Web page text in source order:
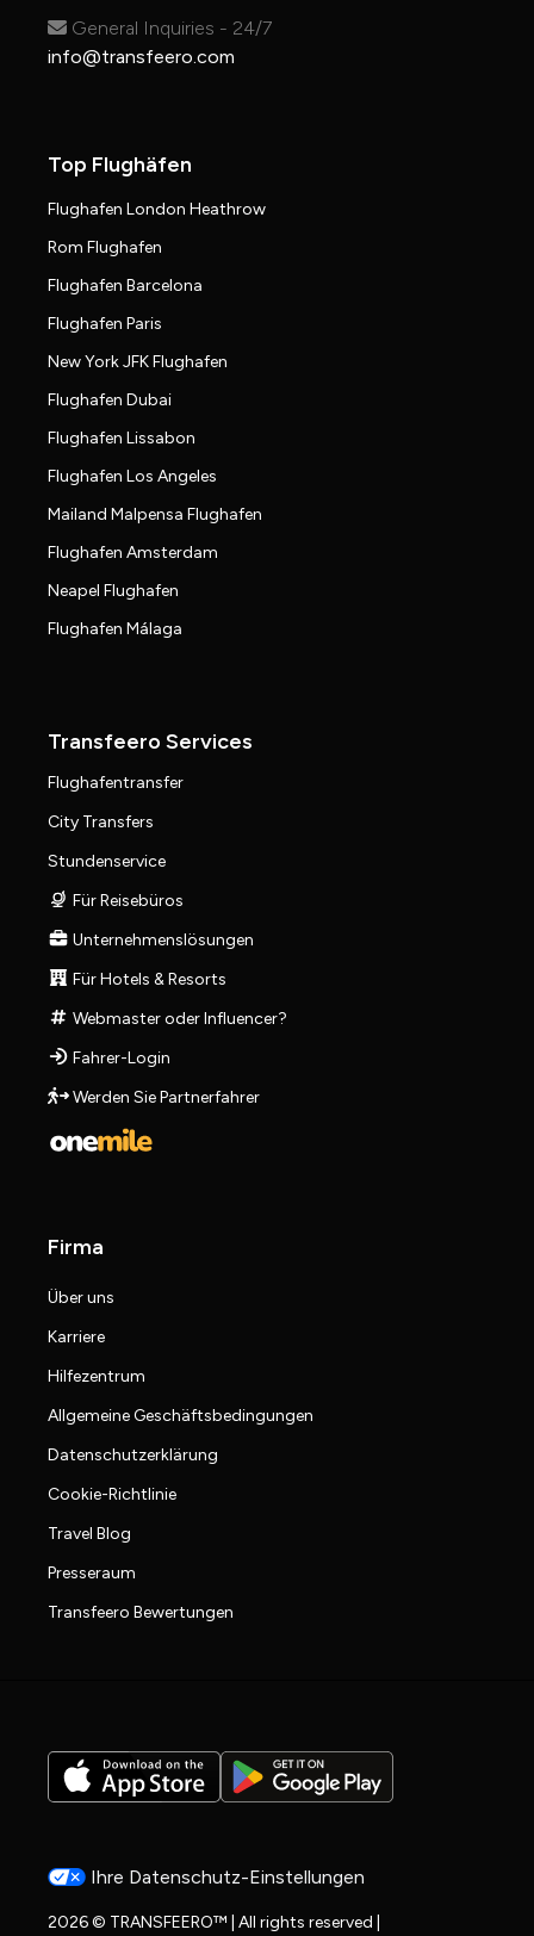
General Inquiries - 24/7
info@transfeero.com
Top Flughäfen
Flughafen London Heathrow
Rom Flughafen
Flughafen Barcelona
Flughafen Paris
New York JFK Flughafen
Flughafen Dubai
Flughafen Lissabon
Flughafen Los Angeles
Mailand Malpensa Flughafen
Flughafen Amsterdam
Neapel Flughafen
Flughafen Málaga
Transfeero Services
Flughafentransfer
City Transfers
Stundenservice
Für Reisebüros
Unternehmenslösungen
Für Hotels & Resorts
Webmaster oder Influencer?
Fahrer-Login
Werden Sie Partnerfahrer
Firma
Über uns
Karriere
Hilfezentrum
Allgemeine Geschäftsbedingungen
Datenschutzerklärung
Cookie-Richtlinie
Travel Blog
Presseraum
Transfeero Bewertungen
Ihre Datenschutz-Einstellungen
2026 © TRANSFEERO™ | All rights reserved |